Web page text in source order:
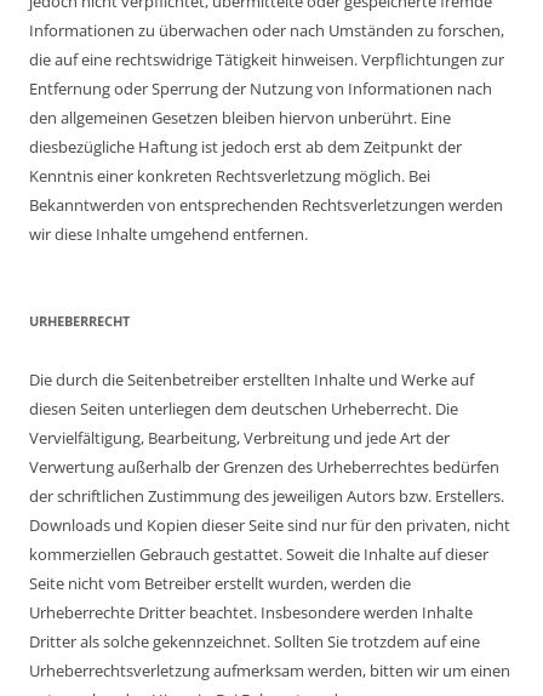
Informationen zu überwachen oder nach Umständen zu forschen,
die auf eine rechtswidrige Tätigkeit hinweisen. Verpflichtungen zur
Entfernung oder Sperrung der Nutzung von Informationen nach
den allgemeinen Gesetzen bleiben hiervon unberührt. Eine
diesbezügliche Haftung ist jedoch erst ab dem Zeitpunkt der
Kenntnis einer konkreten Rechtsverletzung möglich. Bei
Bekanntwerden von entsprechenden Rechtsverletzungen werden
wir diese Inhalte umgehend entfernen.
URHEBERRECHT
Die durch die Seitenbetreiber erstellten Inhalte und Werke auf
diesen Seiten unterliegen dem deutschen Urheberrecht. Die
Vervielfältigung, Bearbeitung, Verbreitung und jede Art der
Verwertung außerhalb der Grenzen des Urheberrechtes bedürfen
der schriftlichen Zustimmung des jeweiligen Autors bzw. Erstellers.
Downloads und Kopien dieser Seite sind nur für den privaten, nicht
kommerziellen Gebrauch gestattet. Soweit die Inhalte auf dieser
Seite nicht vom Betreiber erstellt wurden, werden die
Urheberrechte Dritter beachtet. Insbesondere werden Inhalte
Dritter als solche gekennzeichnet. Sollten Sie trotzdem auf eine
Urheberrechtsverletzung aufmerksam werden, bitten wir um einen